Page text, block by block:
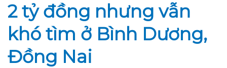
2 tỷ đồng nhưng vẫn
khó tìm ở Bình Dương,
Đồng Nai